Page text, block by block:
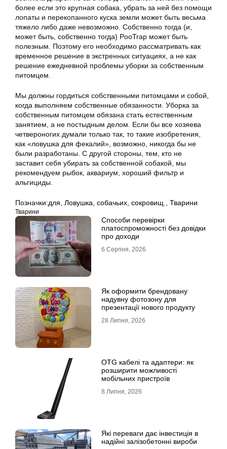
более если это крупная собака, убрать за ней без помощи
лопаты и перекопанного куска земли может быть весьма
тяжело либо даже невозможно. Собственно тогда (и,
может быть, собственно тогда) PooTrap может быть
полезным. Поэтому его необходимо рассматривать как
временное решение в экстренных ситуациях, а не как
решение ежедневной проблемы уборки за собственным
питомцем.
Мы должны гордиться собственными питомцами и собой,
когда выполняем собственные обязанности. Уборка за
собственным питомцем обязана стать естественным
занятием, а не постыдным делом. Если бы все хозяева
четвероногих думали только так, то такие изобретения,
как «ловушка для фекалий», возможно, никогда бы не
были разработаны. С другой стороны, тем, кто не
заставит себя убирать за собственной собакой, мы
рекомендуем рыбок, аквариум, хороший фильтр и
альгициды.
Позначки:для Ловушка собачьих сокровищ. Тварини
Тварини
Способи перевірки
платоспроможності без довідки
про доходи
6 Серпня, 2026
Як оформити брендовану
надувну фотозону для
презентації нового продукту
28 Липня, 2026
OTG кабелі та адаптери: як
розширити можливості
мобільних пристроїв
8 Липня, 2026
Які переваги дає інвестиція в
надійні залізобетонні вироби